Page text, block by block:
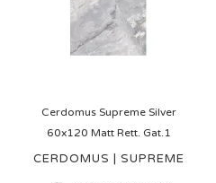
Cerdomus Supreme Silver
60x120 Matt Rett. Gat.1
CERDOMUS | SUPREME